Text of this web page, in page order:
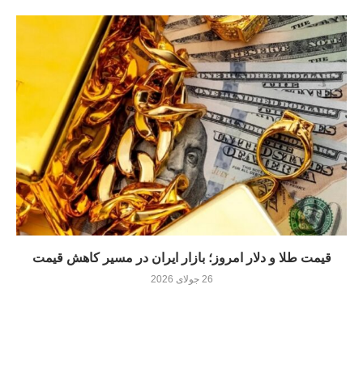
قیمت طلا و دلار امروز؛ بازار ایران در مسیر کاهش قیمت
26 جولای 2026